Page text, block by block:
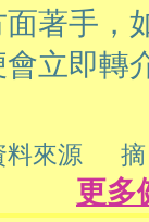
著手，
立即轉
料來源 摘
更多